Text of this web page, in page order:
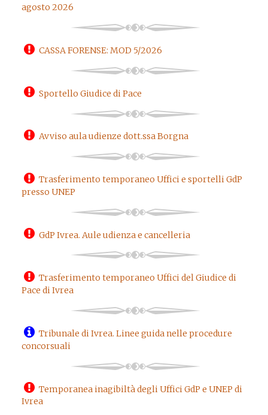
agosto 2026
CASSA FORENSE: MOD 5/2026
Sportello Giudice di Pace
Avviso aula udienze dott.ssa Borgna
Trasferimento temporaneo Uffici e sportelli GdP
presso UNEP
GdP Ivrea. Aule udienza e cancelleria
Trasferimento temporaneo Uffici del Giudice di
Pace di Ivrea
Tribunale di Ivrea. Linee guida nelle procedure
concorsuali
Temporanea inagibiltà degli Uffici GdP e UNEP di
Ivrea